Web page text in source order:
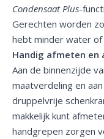
Condensaat Plus-
Gerechten worden
hebt minder water of
Handig afmeten en
Aan de binnenzijde
maatverdeling en
druppelvrije
makkelijk kunt
handgrepen zorgen